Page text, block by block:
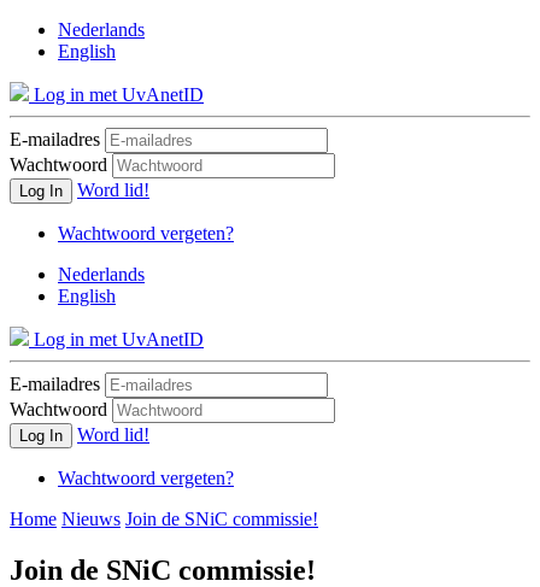
Nederlands
English
Log in met UvAnetID
E-mailadres
Wachtwoord
Log In Word lid!
Wachtwoord vergeten?
Nederlands
English
Log in met UvAnetID
E-mailadres
Wachtwoord
Log In Word lid!
Wachtwoord vergeten?
Home Nieuws Join de SNiC commissie!
Join de SNiC commissie!